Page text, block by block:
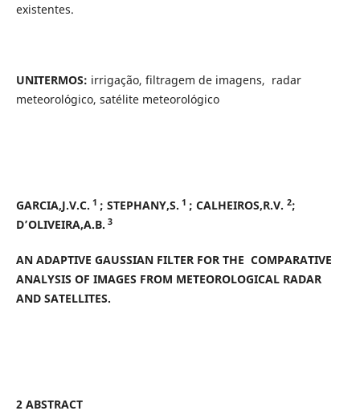
existentes.
UNITERMOS: irrigação, filtragem de imagens, radar
meteorológico, satélite meteorológico
GARCIA,J.V.C. 1 ; STEPHANY,S. 1 ; CALHEIROS,R.V. 2;
D’OLIVEIRA,A.B. 3
AN ADAPTIVE GAUSSIAN FILTER FOR THE COMPARATIVE
ANALYSIS OF IMAGES FROM METEOROLOGICAL RADAR
AND SATELLITES.
2 ABSTRACT